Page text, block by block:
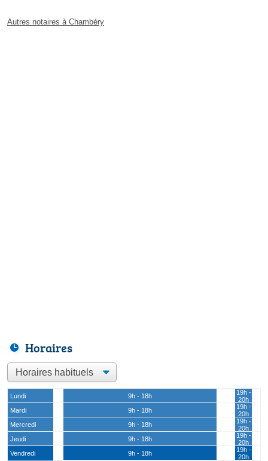
Autres notaires à Chambéry
Horaires
Lundi 9h - 18h
19h -
20h
Mardi
9h - 18h
19h -
20h
Mercredi
9h - 18h
19h -
20h
Jeudi
9h - 18h
19h -
20h
Vendredi
9h - 18h
19h -
20h